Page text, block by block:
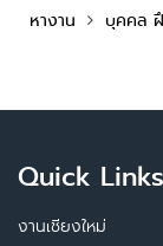
หางาน บุคคล
Quick Links
งานเชียงใหม่